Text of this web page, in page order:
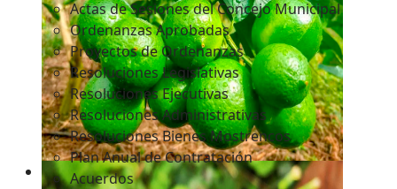
Actas de Sesiones del Concejo Municipal
Ordenanzas Aprobadas
Proyectos de Ordenanzas
Resoluciones Legislativas
Resoluciones Ejecutivas
Resoluciones Administrativas
Resoluciones Bienes Mostrencos
Plan Anual de Contratación
Acuerdos